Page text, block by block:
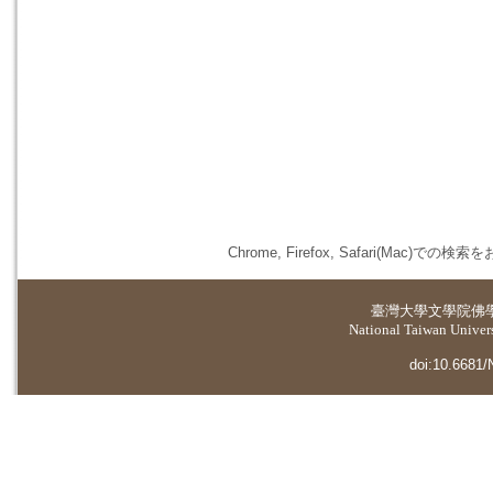
Chrome, Firefox, Safari(Mac)での検索を
臺灣大學文學院佛
National Taiwan
doi:10.6681/